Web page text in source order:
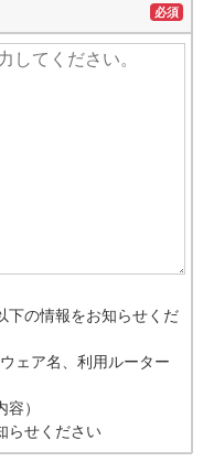
必須
下の情報をお知らせくだ
ェア名、利用ルーター
）
らせください